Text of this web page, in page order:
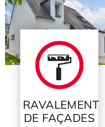
RAVALEMENT
DE FAÇADES